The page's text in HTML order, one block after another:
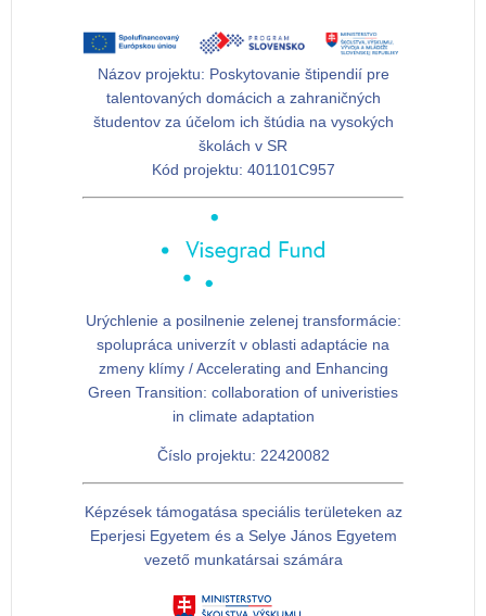
Názov projektu: Poskytovanie štipendií pre
talentovaných domácich a zahraničných
študentov za účelom ich štúdia na vysokých
školách v SR
Kód projektu: 401101C957
Urýchlenie a posilnenie zelenej transformácie:
spolupráca univerzít v oblasti adaptácie na
zmeny klímy / Accelerating and Enhancing
Green Transition: collaboration of univeristies
in climate adaptation
Číslo projektu: 22420082
Képzések támogatása speciális területeken az
Eperjesi Egyetem és a Selye János Egyetem
vezető munkatársai számára